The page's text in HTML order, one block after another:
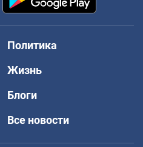
Политика
Жизнь
Блоги
Все новости